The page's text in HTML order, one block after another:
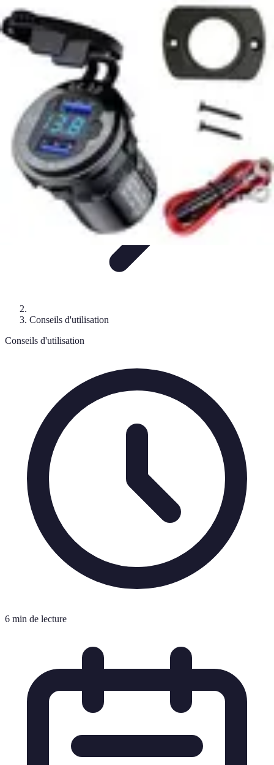
Materiel Tracteur
Entretien et Utilisation
Choix de matérielGuide
d'achat
Entretien et Maintenance
Materiel Tracteur
Conseils d'utilisation
Conseils d'utilisation
6 min de lecture